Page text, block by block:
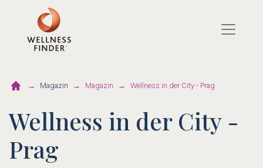
Magazin Magazin Wellness in der City - Prag
Wellness in der City -
Prag